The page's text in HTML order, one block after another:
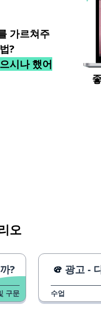
가르쳐주
?
시나 했어
오
?
구문
광고 -
수업